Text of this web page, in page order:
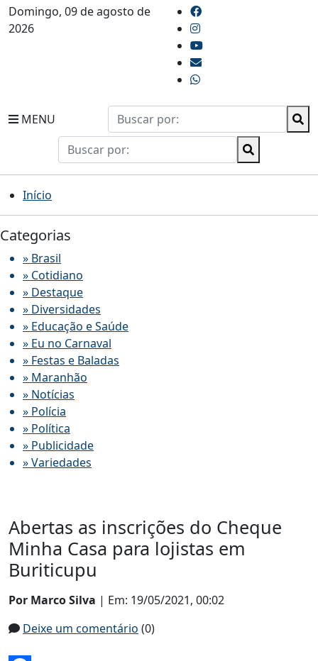
Domingo, 09 de agosto de
2026
MENU
Início
Categorias
» Brasil
» Cotidiano
» Destaque
» Diversidades
» Educação e Saúde
» Eu no Carnaval
» Festas e Baladas
» Maranhão
» Notícias
» Polícia
» Política
» Publicidade
» Variedades
Abertas as inscrições do Cheque
Minha Casa para lojistas em
Buriticupu
Por Marco Silva | Em: 19/05/2021, 00:02
Deixe um comentário (0)